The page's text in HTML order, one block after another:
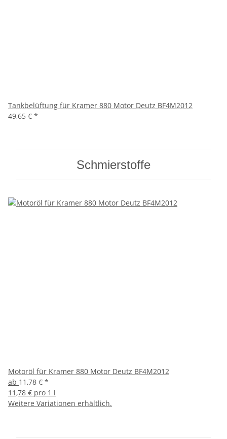
Tankbelüftung für Kramer 880 Motor Deutz BF4M2012
49,65 € *
Schmierstoffe
Motoröl für Kramer 880 Motor Deutz BF4M2012
ab 11,78 € *
11,78 € pro 1 l
Weitere Variationen erhältlich.